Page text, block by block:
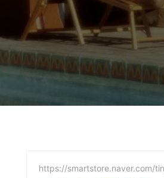
https://smartstore.naver.com/